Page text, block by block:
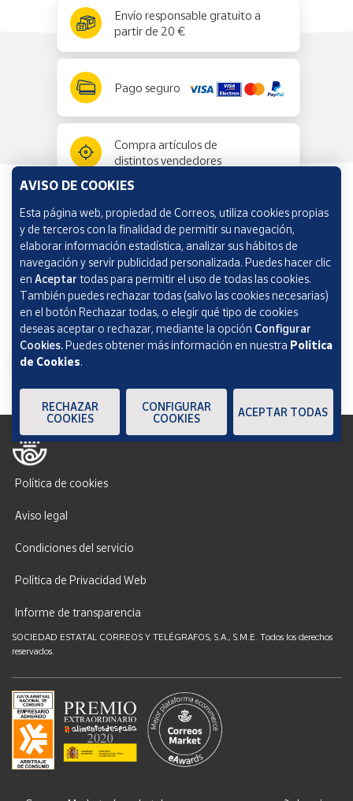
Envío responsable gratuito a
partir de 20 €
Pago seguro
Compra artículos de
distintos vendedores
Información y ayuda
Correos Market
Política de cookies
Aviso legal
Condiciones del servicio
Política de Privacidad Web
Informe de transparencia
SOCIEDAD ESTATAL CORREOS Y TELÉGRAFOS, S.A., S.M.E. Todos los derechos
reservados.
AVISO DE COOKIES
Esta página web, propiedad de Correos, utiliza cookies propias
y de terceros con la finalidad de permitir su navegación,
elaborar información estadística, analizar sus hábitos de
navegación y servir publicidad personalizada. Puedes hacer clic
en Aceptar todas para permitir el uso de todas las cookies.
También puedes rechazar todas (salvo las cookies necesarias)
en el botón Rechazar todas, o elegir qué tipo de cookies
deseas aceptar o rechazar, mediante la opción Configurar
Cookies.Puedes obtener más información en nuestra Política
de Cookies.
RECHAZAR
COOKIES
CONFIGURAR
COOKIES
ACEPTAR TODAS